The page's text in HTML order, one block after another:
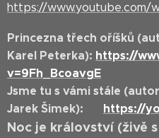
https://www.youtube.com/
Princezna třech oříšků
Karel Peterka): https://
v=9Fh_BcoavgE
Jsme tu s vámi stále
Jarek Šimek): https://
Noc je království (živě